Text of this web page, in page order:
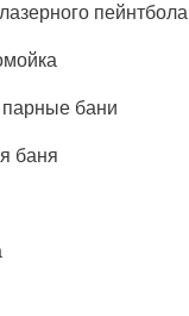
пейнтбола
бани
баня